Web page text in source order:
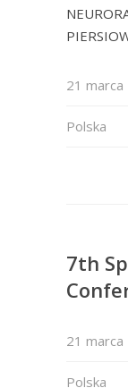
21 marca
Polska
7th
21 marca
Polska